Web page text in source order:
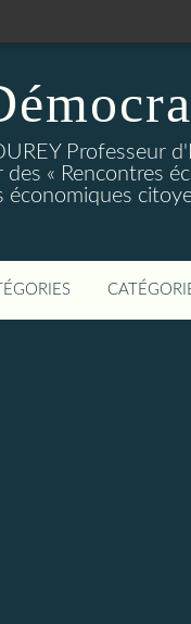
Professeur
des « Rencontres
économiques